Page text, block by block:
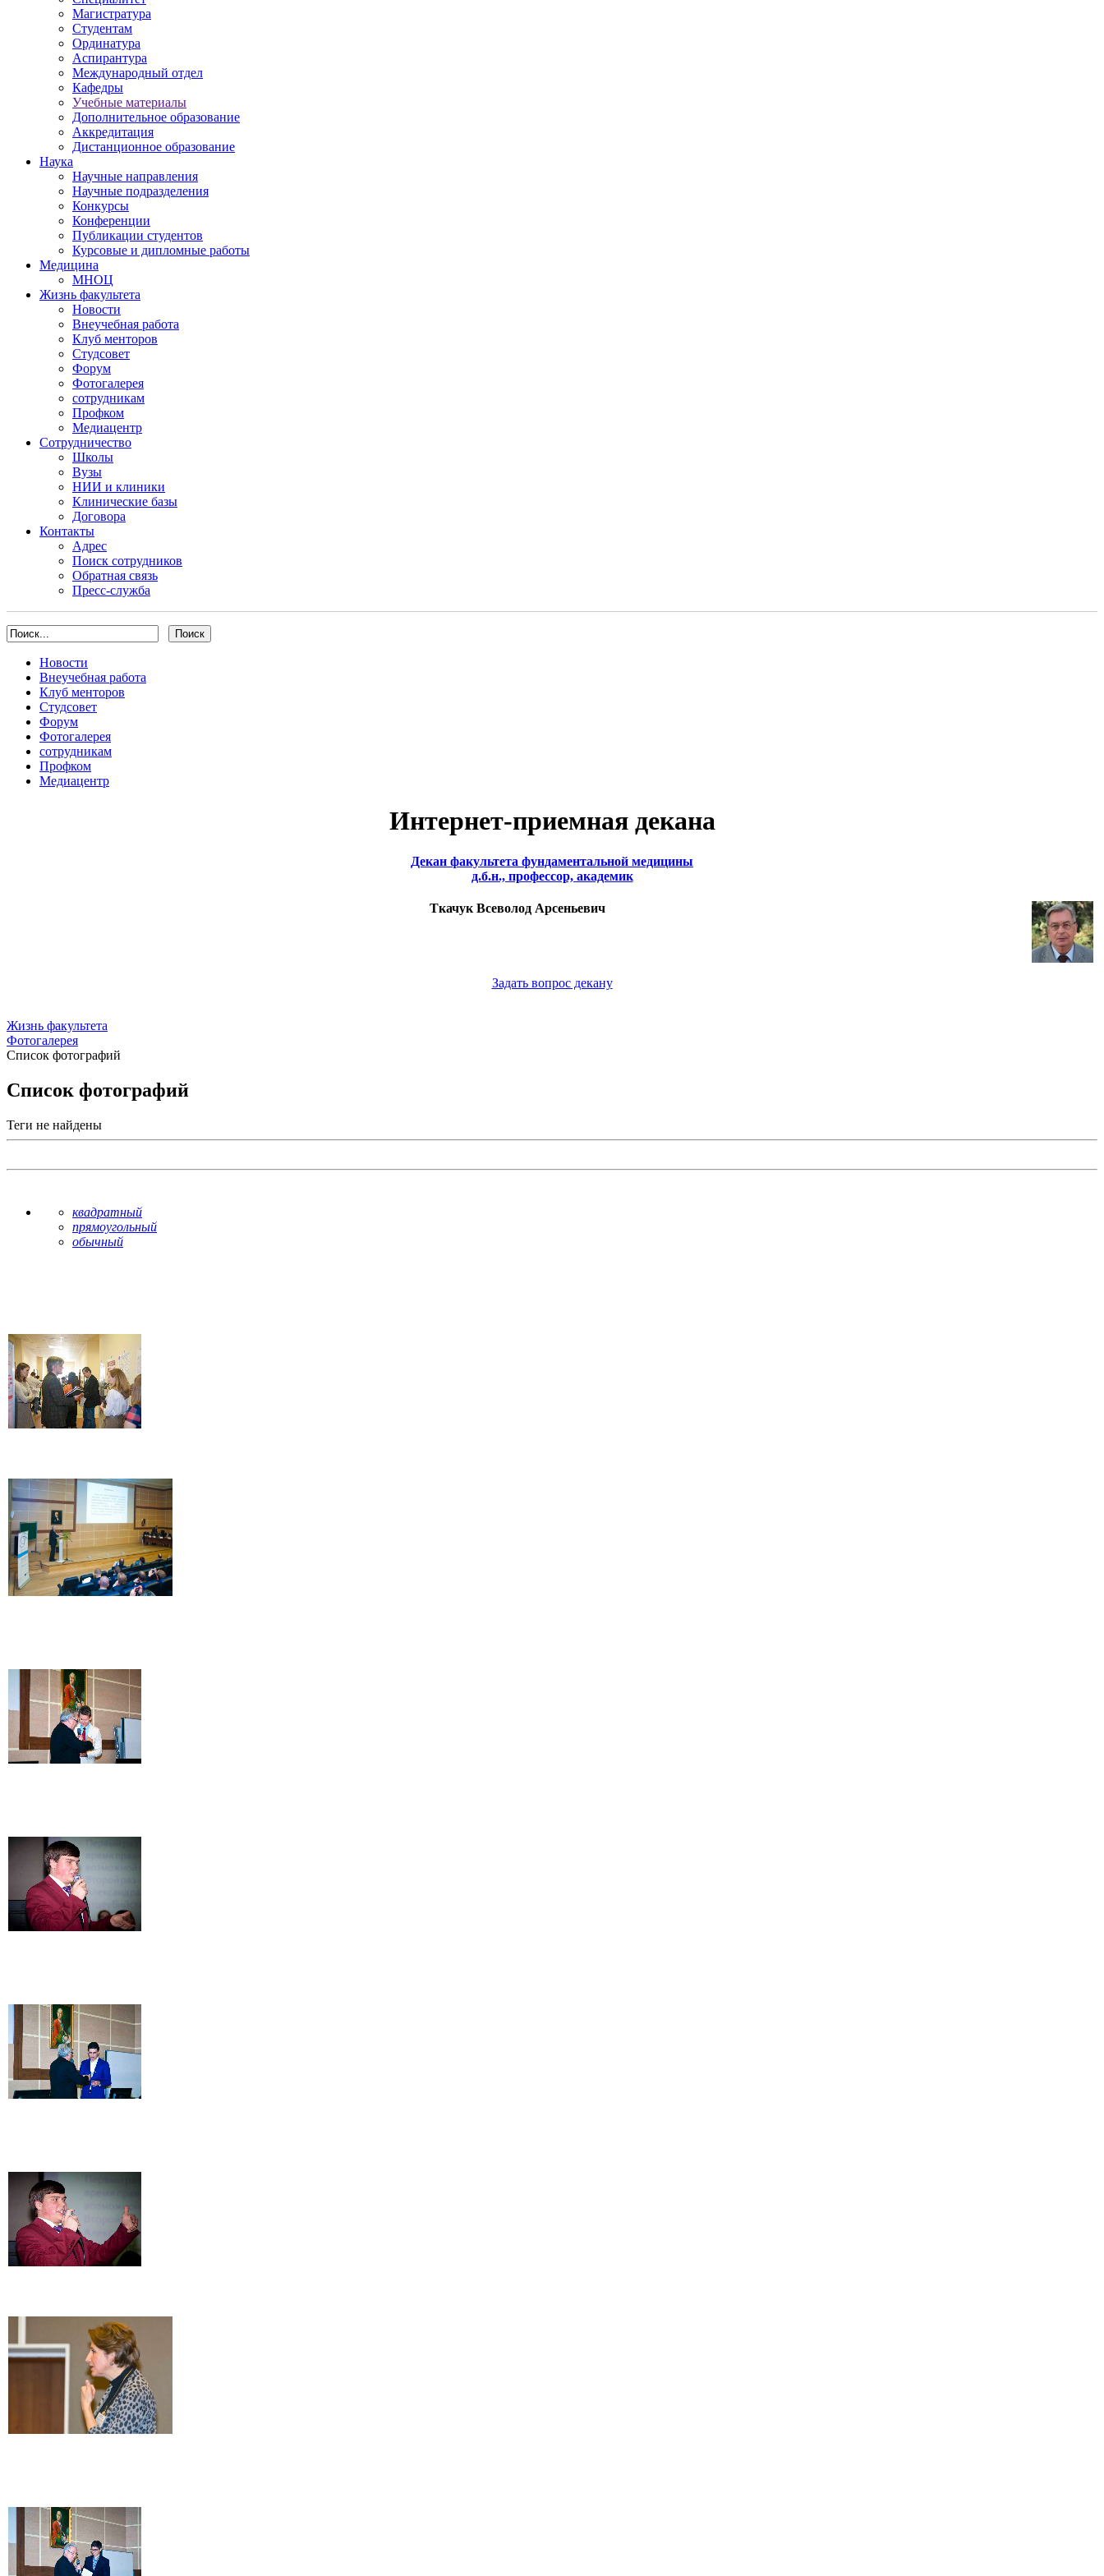
Магистратура
Студентам
Ординатура
Аспирантура
Международный отдел
Кафедры
Учебные материалы
Дополнительное образование
Аккредитация
Дистанционное образование
Наука
Научные направления
Научные подразделения
Конкурсы
Конференции
Публикации студентов
Курсовые и дипломные работы
Медицина
МНОЦ
Жизнь факультета
Новости
Внеучебная работа
Клуб менторов
Студсовет
Форум
Фотогалерея
сотрудникам
Профком
Медиацентр
Сотрудничество
Школы
Вузы
НИИ и клиники
Клинические базы
Договора
Контакты
Адрес
Поиск сотрудников
Обратная связь
Пресс-служба
Новости
Внеучебная работа
Клуб менторов
Студсовет
Форум
Фотогалерея
сотрудникам
Профком
Медиацентр
Интернет-приемная декана
Декан факультета фундаментальной медицины
д.б.н., профессор, академик
Ткачук Всеволод Арсеньевич
Задать вопрос декану
Жизнь факультета
Фотогалерея
Список фотографий
Список фотографий
Теги не найдены
квадратный
прямоугольный
обычный